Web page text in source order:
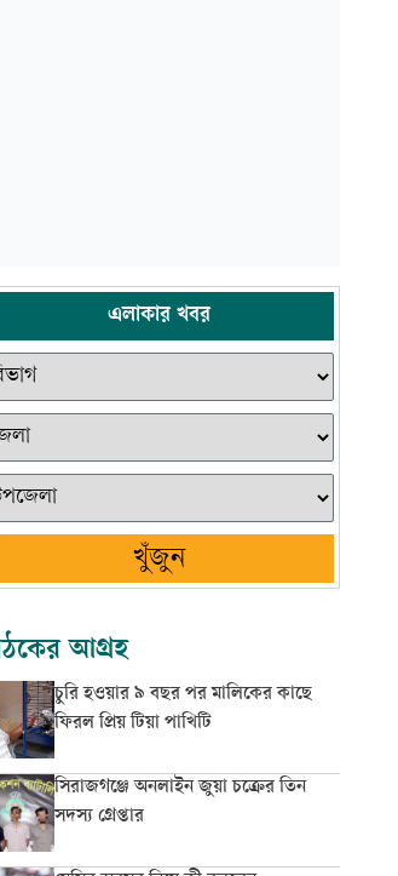
এলাকার খবর
খুঁজুন
আগ্রহ
চুরি হওয়ার ৯ বছর পর মালিকের কাছে
ফিরল প্রিয় টিয়া পাখিটি
সিরাজগঞ্জে অনলাইন জুয়া চক্রের তিন
সদস্য গ্রেপ্তার